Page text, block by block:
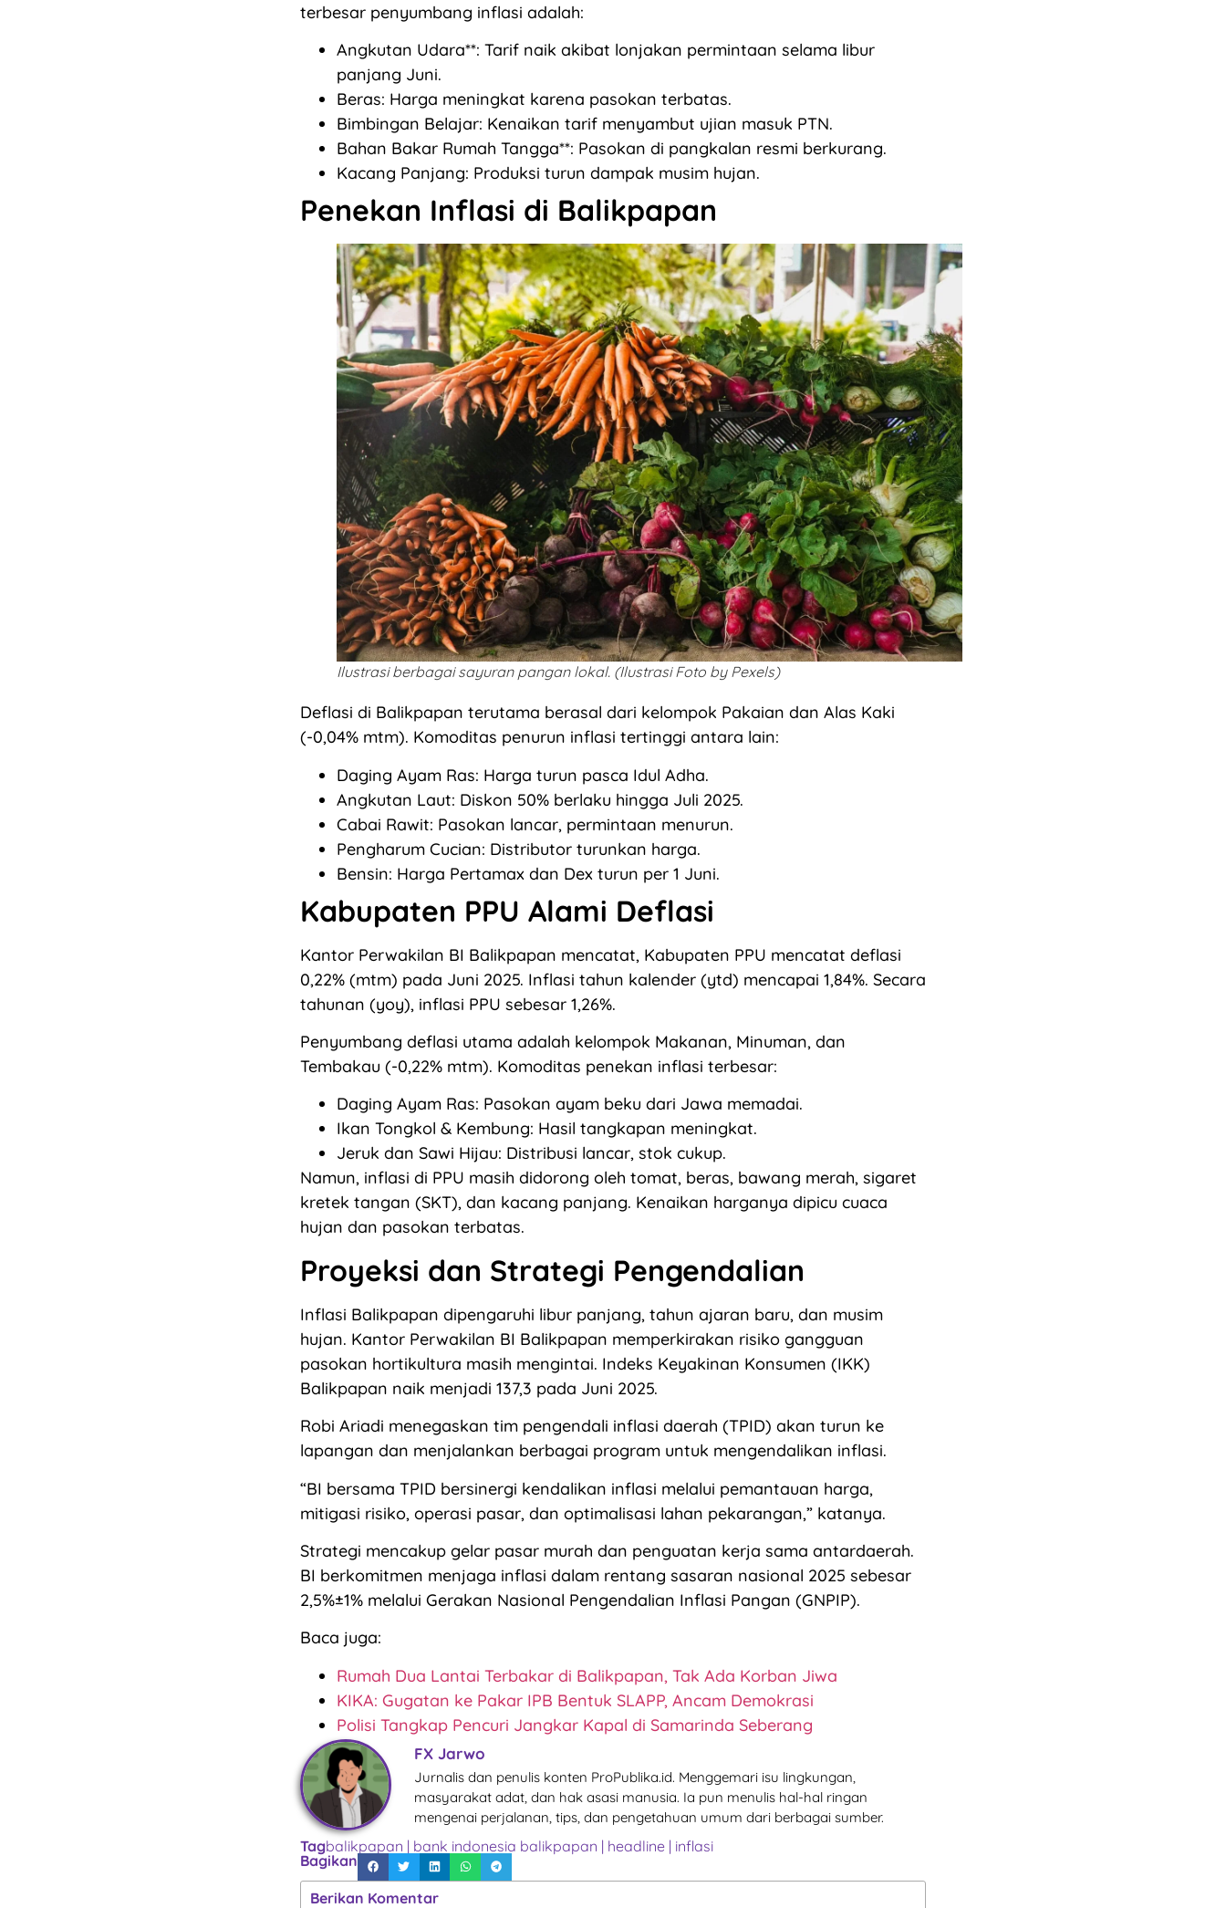
terbesar penyumbang inflasi adalah:
Angkutan Udara**: Tarif naik akibat lonjakan permintaan selama libur
panjang Juni.
Beras: Harga meningkat karena pasokan terbatas.
Bimbingan Belajar: Kenaikan tarif menyambut ujian masuk PTN.
Bahan Bakar Rumah Tangga**: Pasokan di pangkalan resmi berkurang.
Kacang Panjang: Produksi turun dampak musim hujan.
Penekan Inflasi di Balikpapan
Ilustrasi berbagai sayuran pangan lokal. (Ilustrasi Foto by Pexels)
Deflasi di Balikpapan terutama berasal dari kelompok Pakaian dan Alas Kaki
(-0,04% mtm). Komoditas penurun inflasi tertinggi antara lain:
Daging Ayam Ras: Harga turun pasca Idul Adha.
Angkutan Laut: Diskon 50% berlaku hingga Juli 2025.
Cabai Rawit: Pasokan lancar, permintaan menurun.
Pengharum Cucian: Distributor turunkan harga.
Bensin: Harga Pertamax dan Dex turun per 1 Juni.
Kabupaten PPU Alami Deflasi
Kantor Perwakilan BI Balikpapan mencatat, Kabupaten PPU mencatat deflasi
0,22% (mtm) pada Juni 2025. Inflasi tahun kalender (ytd) mencapai 1,84%. Secara
tahunan (yoy), inflasi PPU sebesar 1,26%.
Penyumbang deflasi utama adalah kelompok Makanan, Minuman, dan
Tembakau (-0,22% mtm). Komoditas penekan inflasi terbesar:
Daging Ayam Ras: Pasokan ayam beku dari Jawa memadai.
Ikan Tongkol & Kembung: Hasil tangkapan meningkat.
Jeruk dan Sawi Hijau: Distribusi lancar, stok cukup.
Namun, inflasi di PPU masih didorong oleh tomat, beras, bawang merah, sigaret
kretek tangan (SKT), dan kacang panjang. Kenaikan harganya dipicu cuaca
hujan dan pasokan terbatas.
Proyeksi dan Strategi Pengendalian
Inflasi Balikpapan dipengaruhi libur panjang, tahun ajaran baru, dan musim
hujan. Kantor Perwakilan BI Balikpapan memperkirakan risiko gangguan
pasokan hortikultura masih mengintai. Indeks Keyakinan Konsumen (IKK)
Balikpapan naik menjadi 137,3 pada Juni 2025.
Robi Ariadi menegaskan tim pengendali inflasi daerah (TPID) akan turun ke
lapangan dan menjalankan berbagai program untuk mengendalikan inflasi.
“BI bersama TPID bersinergi kendalikan inflasi melalui pemantauan harga,
mitigasi risiko, operasi pasar, dan optimalisasi lahan pekarangan,” katanya.
Strategi mencakup gelar pasar murah dan penguatan kerja sama antardaerah.
BI berkomitmen menjaga inflasi dalam rentang sasaran nasional 2025 sebesar
2,5%±1% melalui Gerakan Nasional Pengendalian Inflasi Pangan (GNPIP).
Baca juga:
Rumah Dua Lantai Terbakar di Balikpapan, Tak Ada Korban Jiwa
KIKA: Gugatan ke Pakar IPB Bentuk SLAPP, Ancam Demokrasi
Polisi Tangkap Pencuri Jangkar Kapal di Samarinda Seberang
FX Jarwo
Jurnalis dan penulis konten ProPublika.id. Menggemari isu lingkungan,
masyarakat adat, dan hak asasi manusia. Ia pun menulis hal-hal ringan
mengenai perjalanan, tips, dan pengetahuan umum dari berbagai sumber.
Tagbalikpapan | bank indonesia balikpapan | headline | inflasi
Bagikan
Berikan Komentar